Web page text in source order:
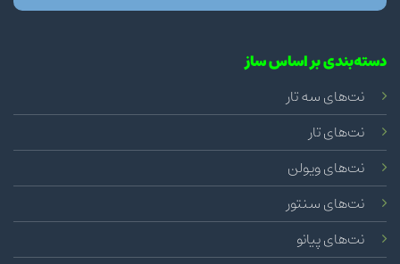
دسته‌بندی بر اساس ساز
نت‌های سه تار
نت‌های تار
نت‌های ویولن
نت‌های سنتور
نت‌های پیانو